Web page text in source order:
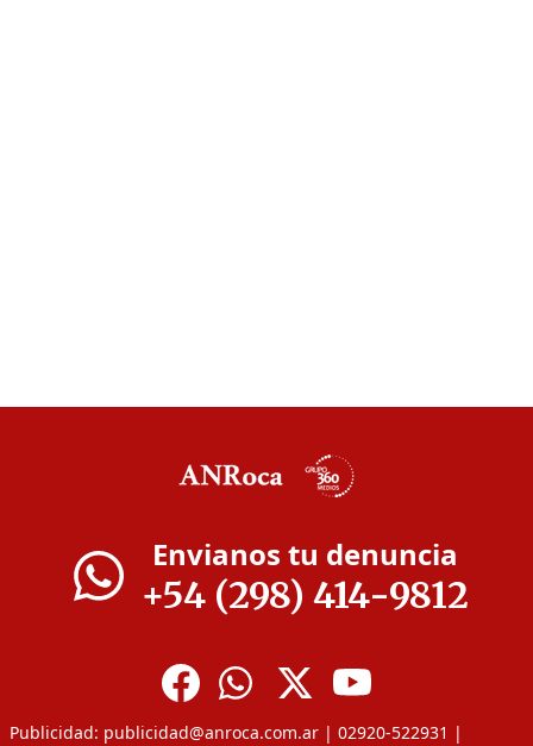
Envianos tu denuncia
+54 (298) 414-9812
Publicidad: publicidad@anroca.com.ar | 02920-522931 |